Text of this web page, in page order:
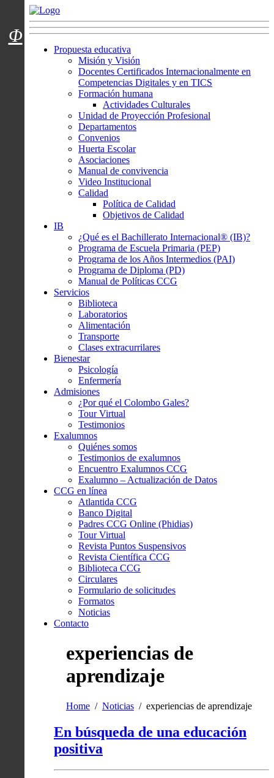
Menú usuarios
Propuesta educativa
Misión y Visión
Docentes Certificados Internacionalmente en
Competencias Digitales y en TICS
Formación humana
Actividades Culturales
Unidad de Proyección Profesional
Departamentos
Convenios
Huerta Escolar
Asociaciones
Manual de convivencia
Video Institucional
Calidad
Política de Calidad
Objetivos de Calidad
IB
¿Qué es el Bachillerato Internacional® (IB)?
Programa de Escuela Primaria (PEP)
Programa de los Años Intermedios (PAI)
Programa de Diploma (PD)
Manual de Políticas CCG
Servicios
Biblioteca
Laboratorios
Alimentación
Transporte
Clases extracurrilares
Bienestar
Psicología
Enfermería
Admisiones
¿Por qué el Colombo Gales?
Tour Virtual
Testimonios
Exalumnos
Quiénes somos
Testimonios de exalumnos
Encuentro Exalumnos CCG
Exalumno – Actualización de Datos
CCG en línea
Atlantida CCG
Banco Digital
Padres CCG Online (Phidias)
Tour Virtual
Revista Puntos Suspensivos
Revista Científica CCG
Biblioteca CCG
Circulares
Formulario de solicitudes
Formatos
Noticias
Contacto
experiencias de
aprendizaje
Home Noticias experiencias de aprendizaje
En búsqueda de una educación
positiva
Φ